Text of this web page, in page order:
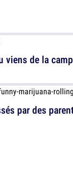
par des
viens de la